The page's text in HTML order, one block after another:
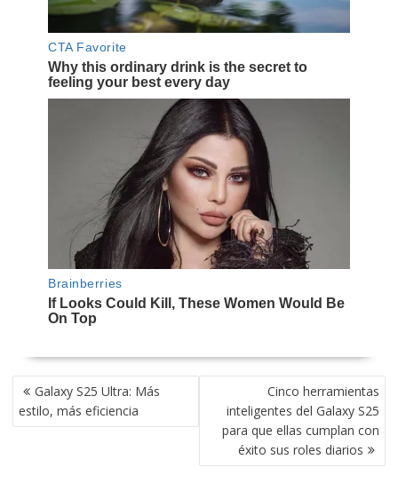
NAVEGACIÓN
DE
ENTRADAS
Galaxy S25 Ultra: Más
estilo, más eficiencia
Cinco herramientas
inteligentes del Galaxy S25
para que ellas cumplan con
éxito sus roles diarios